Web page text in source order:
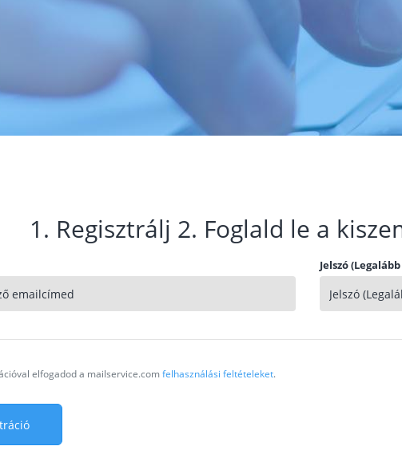
1. Regisztrálj 2. Foglald le a
Jelszó
elfogadod a mailservice.comfelhasználási feltételeket.